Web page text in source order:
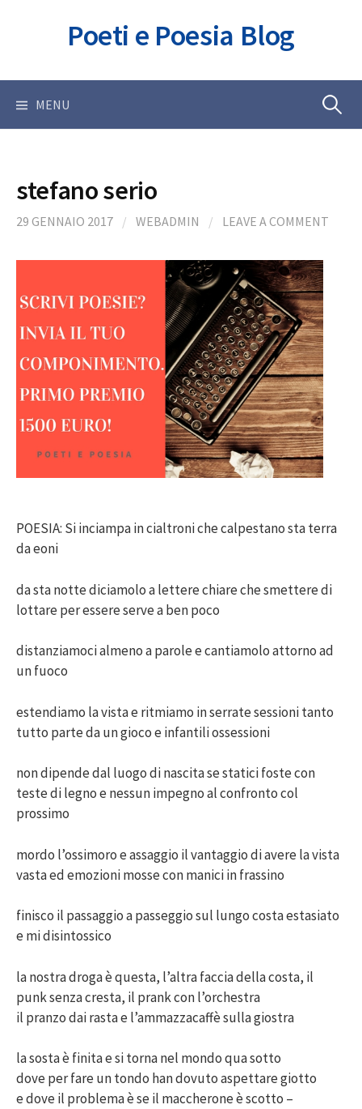
Poeti e Poesia Blog
MENU Ricerca
stefano serio
29 GENNAIO 2017 / WEBADMIN / LEAVE A COMMENT
POESIA: Si inciampa in cialtroni che calpestano sta terra
da eoni
da sta notte diciamolo a lettere chiare che smettere di
lottare per essere serve a ben poco
distanziamoci almeno a parole e cantiamolo attorno ad
un fuoco
estendiamo la vista e ritmiamo in serrate sessioni tanto
tutto parte da un gioco e infantili ossessioni
non dipende dal luogo di nascita se statici foste con
teste di legno e nessun impegno al confronto col
prossimo
mordo l’ossimoro e assaggio il vantaggio di avere la vista
vasta ed emozioni mosse con manici in frassino
finisco il passaggio a passeggio sul lungo costa estasiato
e mi disintossico
la nostra droga è questa, l’altra faccia della costa, il
punk senza cresta, il prank con l’orchestra
il pranzo dai rasta e l’ammazzacaffè sulla giostra
la sosta è finita e si torna nel mondo qua sotto
dove per fare un tondo han dovuto aspettare giotto
e dove il problema è se il maccherone è scotto –